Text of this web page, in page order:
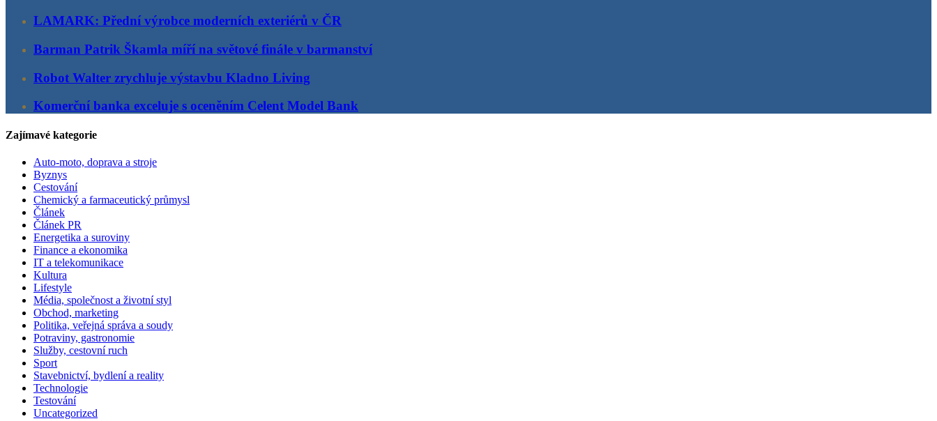
LAMARK: Přední výrobce moderních exteriérů v ČR
Barman Patrik Škamla míří na světové finále v barmanství
Robot Walter zrychluje výstavbu Kladno Living
Komerční banka exceluje s oceněním Celent Model Bank
Zajímavé kategorie
Auto-moto, doprava a stroje
Byznys
Cestování
Chemický a farmaceutický průmysl
Článek
Článek PR
Energetika a suroviny
Finance a ekonomika
IT a telekomunikace
Kultura
Lifestyle
Média, společnost a životní styl
Obchod, marketing
Politika, veřejná správa a soudy
Potraviny, gastronomie
Služby, cestovní ruch
Sport
Stavebnictví, bydlení a reality
Technologie
Testování
Uncategorized